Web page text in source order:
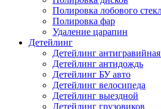
Полировка лобового
Полировка фар
Удаление царапин
Детейлинг
Детейлинг
Детейлинг антидождь
Детейлинг БУ авто
Детейлинг велосипеда
Детейлинг выездной
Детейлинг грузовиков